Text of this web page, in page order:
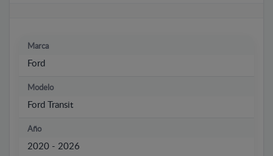
Marca
Ford
Modelo
Ford Transit
Año
2020 - 2026